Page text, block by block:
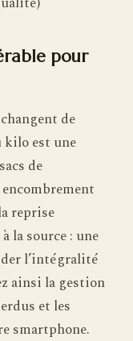
pour
de
kilo est une
de
reprise
la source : une
l’intégralité
ainsi la gestion
et les
smartphone.